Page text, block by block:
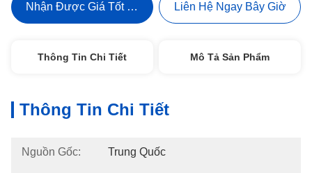
Nhận Được Giá Tốt Nhất Liên Hệ Ngay Bây Giờ
Thông Tin Chi Tiết Mô Tả Sản Phẩm
Thông Tin Chi Tiết
Nguồn Gốc: Trung Quốc